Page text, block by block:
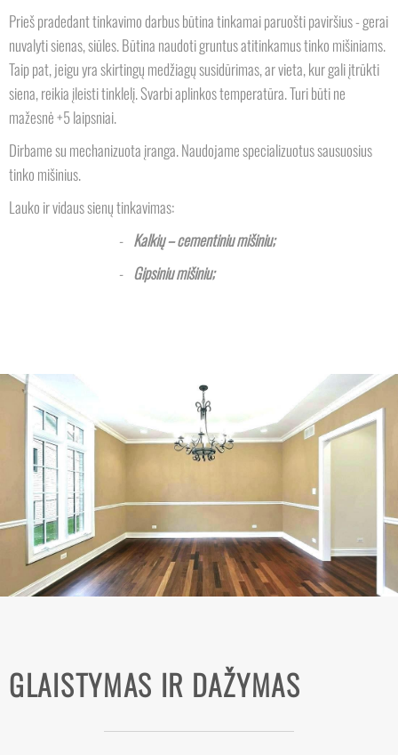
Prieš pradedant tinkavimo darbus būtina tinkamai paruošti paviršius - gerai
nuvalyti sienas, siūles. Būtina naudoti gruntus atitinkamus tinko mišiniams.
Taip pat, jeigu yra skirtingų medžiagų susidūrimas, ar vieta, kur gali įtrūkti
siena, reikia įleisti tinklelį. Svarbi aplinkos temperatūra. Turi būti ne
mažesnė +5 laipsniai.
Dirbame su mechanizuota įranga. Naudojame specializuotus sausuosius
tinko mišinius.
Lauko ir vidaus sienų tinkavimas:
- Kalkių – cementiniu mišiniu;
- Gipsiniu mišiniu;
GLAISTYMAS IR DAŽYMAS